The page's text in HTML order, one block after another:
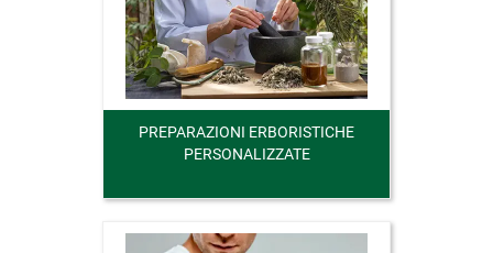
PREPARAZIONI ERBORISTICHE
PERSONALIZZATE